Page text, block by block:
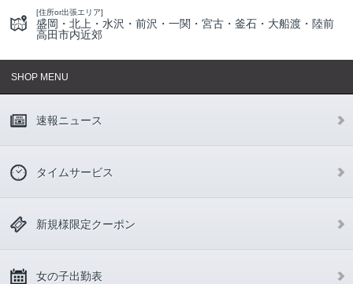
[住所or出張エリア]
盛岡・北上・水沢・前沢・一関・宮古・釜石・大船渡・陸前
高田市内近郊
SHOP MENU
速報ニュース
タイムサービス
新規様限定クーポン
女の子出勤表